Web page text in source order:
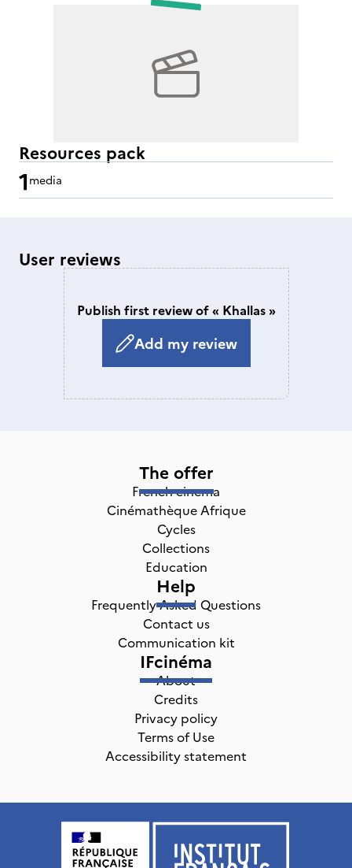
Resources pack
1media
User reviews
Publish first review of « Khallas »
Add my review
The offer
French cinema
Cinémathèque Afrique
Cycles
Collections
Education
Help
Frequently Asked Questions
Contact us
Communication kit
IFcinéma
About
Credits
Privacy policy
Terms of Use
Accessibility statement